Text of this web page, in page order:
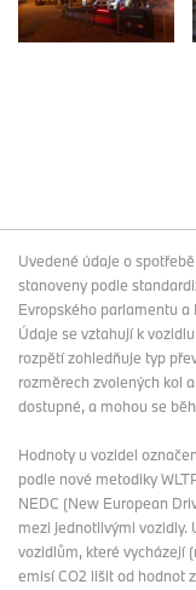
Uvedené údaje o
stanoveny podle
Evropského parlamentu
Údaje se vztahují k
rozpětí zohledňuje typ
rozměrech zvolených kol
dostupné, a mohou se
Hodnoty u vozidel
podle nové metodiky
NEDC (New European
mezi jednotlivými vozidly.
vozidlům, které vycházejí
emisí CO2 lišit od hodnot